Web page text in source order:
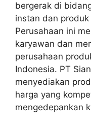
bergerak di
instan dan
Perusahaan ini
karyawan dan
perusahaan
Indonesia. PT
menyediakan
harga yang
mengedepankan